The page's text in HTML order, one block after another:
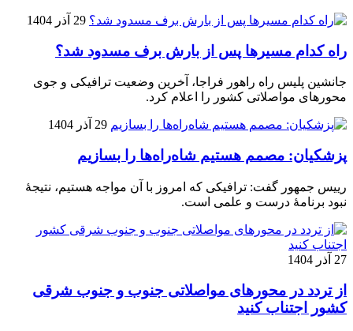
29 آذر 1404
راه کدام مسیرها پس از بارش برف مسدود شد؟
جانشین پلیس راه راهور فراجا، آخرین وضعیت ترافیکی و جوی
محورهای مواصلاتی کشور را اعلام کرد.
29 آذر 1404
پزشکیان: مصمم هستیم شاه‌راه‌ها را بسازیم
رییس جمهور گفت: ترافیکی که امروز با آن مواجه هستیم، نتیجۀ
نبود برنامۀ درست و علمی است.
27 آذر 1404
از تردد در محورهای مواصلاتی جنوب و جنوب شرقی
کشور اجتناب کنید